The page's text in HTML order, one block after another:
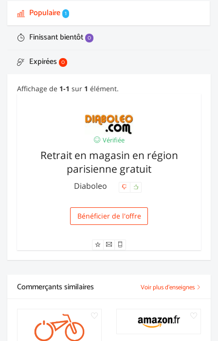
Populaire 1
Finissant bientôt 0
Expirées 0
Affichage de 1-1 sur 1 élément.
Vérifiée
Retrait en magasin en région
parisienne gratuit
Diaboleo
Livraison
Bénéficier de l'offre
Commerçants similaires Voir plus d'enseignes